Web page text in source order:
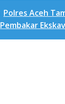
Polres Aceh
Pembakar